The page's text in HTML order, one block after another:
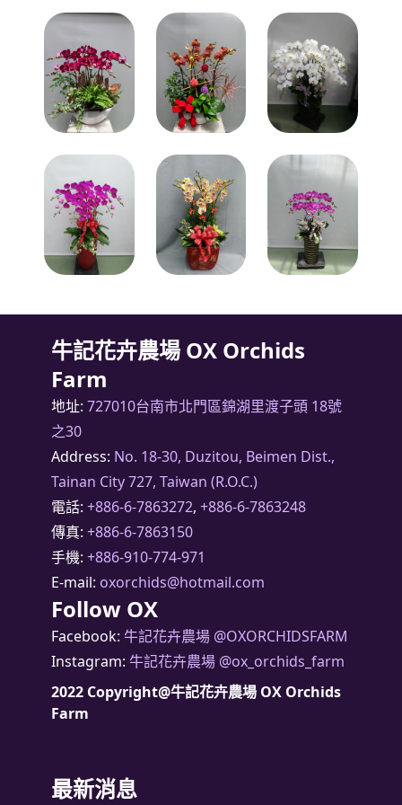
牛記花卉農場 OX Orchids
Farm
地址:727010台南市北門區錦湖里渡子頭 18號
之30
Address: No. 18-30, Duzitou, Beimen Dist.,
Tainan City 727, Taiwan (R.O.C.)
電話:+886-6-7863272,+886-6-7863248
傳真:+886-6-7863150
手機:+886-910-774-971
E-mail: oxorchids@hotmail.com
Follow OX
Facebook:牛記花卉農場 @OXORCHIDSFARM
Instagram:牛記花卉農場 @ox_orchids_farm
2022 Copyright@牛記花卉農場 OX Orchids
Farm
最新消息